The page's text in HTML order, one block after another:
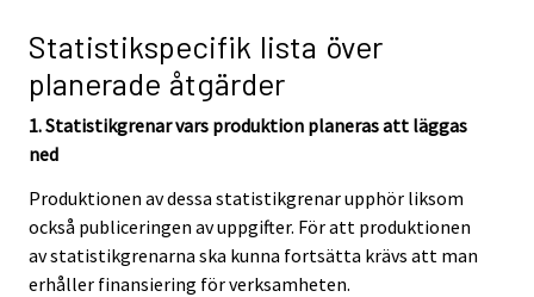
Statistikspecifik lista över
planerade åtgärder
1. Statistikgrenar vars produktion planeras att läggas
ned
Produktionen av dessa statistikgrenar upphör liksom
också publiceringen av uppgifter. För att produktionen
av statistikgrenarna ska kunna fortsätta krävs att man
erhåller finansiering för verksamheten.